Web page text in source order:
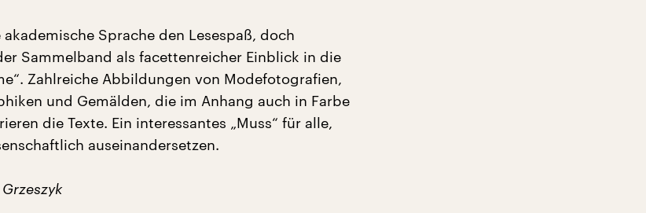
Sprache den Lesespaß, doch
Sammelband als facettenreicher Einblick in die
Zahlreiche Abbildungen von Modefotografien,
und Gemälden, die im Anhang auch in Farbe
die Texte. Ein interessantes „Muss“ für alle,
auseinandersetzen.